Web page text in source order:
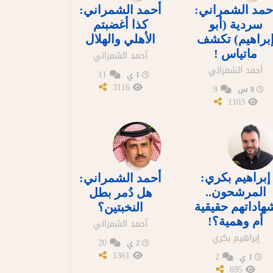
أحمد الشمراني:
سردية (أبو
إبراهيم) تكشف
ماتياس !
أحمد الشمراني
1103
أحمد الشمراني:
كذا أغضبتم
الأهلي والهلال
أحمد الشمراني
3116
إبراهيم بكري:
المرشحون..
حقيقية
أم وهمية؟!
إبراهيم بكري
أحمد الشمراني:
هل دُمر بطل
النخبتين؟
أحمد الشمراني
2 ي 20